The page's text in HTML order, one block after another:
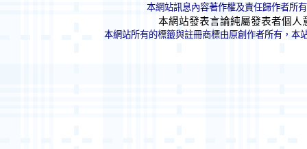
本網站訊息內容著作權及責任歸作者所
本網站發表言論純屬發表者個人
本網站所有的標籤與註冊商標由原創作者所有，本